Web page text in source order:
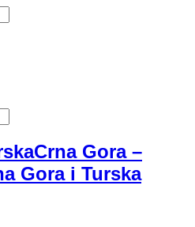
Crna Gora –
Gora i Turska